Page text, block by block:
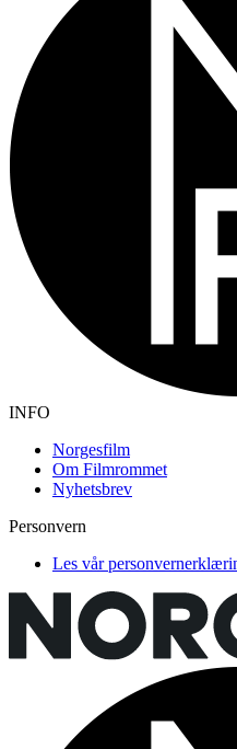
INFO
Norgesfilm
Om Filmrommet
Nyhetsbrev
Personvern
Les vår